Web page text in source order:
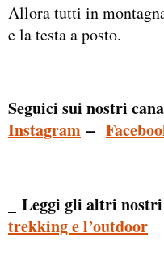
Allora tutti in
e la testa a posto.
Seguici sui nostri
Instagram –
Leggi gli altri
trekking e l’outdoor